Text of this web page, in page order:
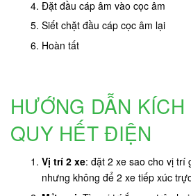
Đặt đầu cáp âm vào cọc âm
Siết chặt đầu cáp cọc âm lại
Hoàn tất
HƯỚNG DẪN
QUY HẾT ĐIỆN
Vị trí 2 xe: đặt 2 xe sao cho vị trí
nhưng không để 2 xe tiếp xúc